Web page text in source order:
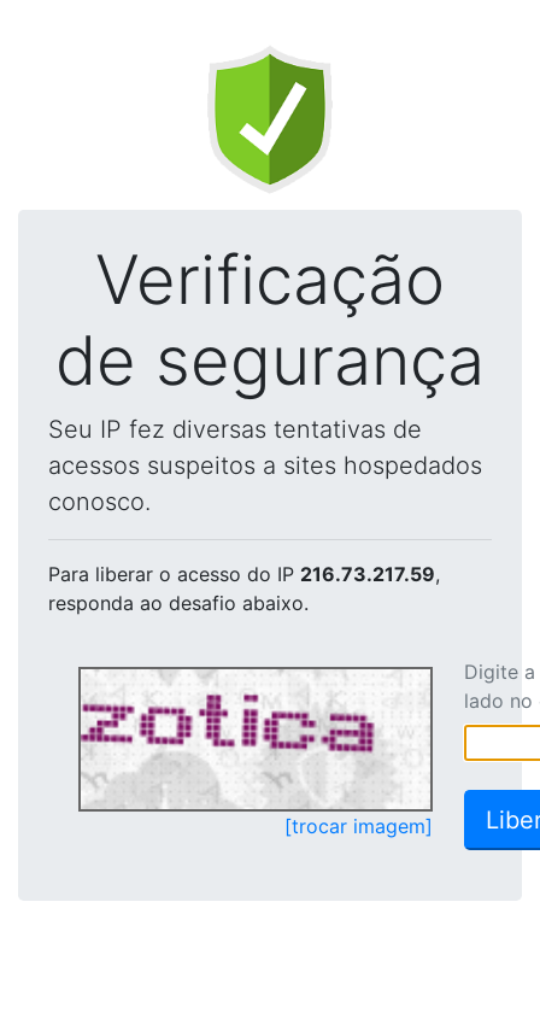
Verificação
de segurança
Seu IP fez diversas tentativas de
acessos suspeitos a sites hospedados
conosco.
Para liberar o acesso do IP 216.73.217.59,
responda ao desafio abaixo.
[trocar imagem]
Digite
lado no